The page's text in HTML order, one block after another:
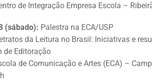
de Integração Empresa Escola –
(sábado): Palestra na ECA/USP
da Leitura no Brasil: Iniciativas e
de Editoração
de Comunicação e Artes (ECA) –